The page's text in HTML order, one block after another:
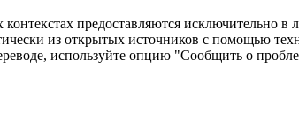
предоставляются исключительно
из открытых источников с помощью
используйте опцию "Сообщить о